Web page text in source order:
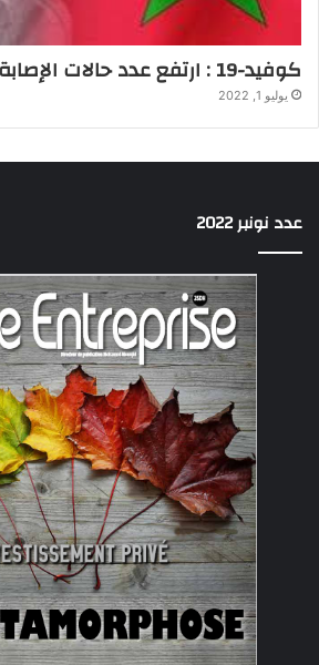
كوفيد-19 : ارتفع عدد حالات الإصابة
يوليو 1, 2022
عدد نونبر 2022